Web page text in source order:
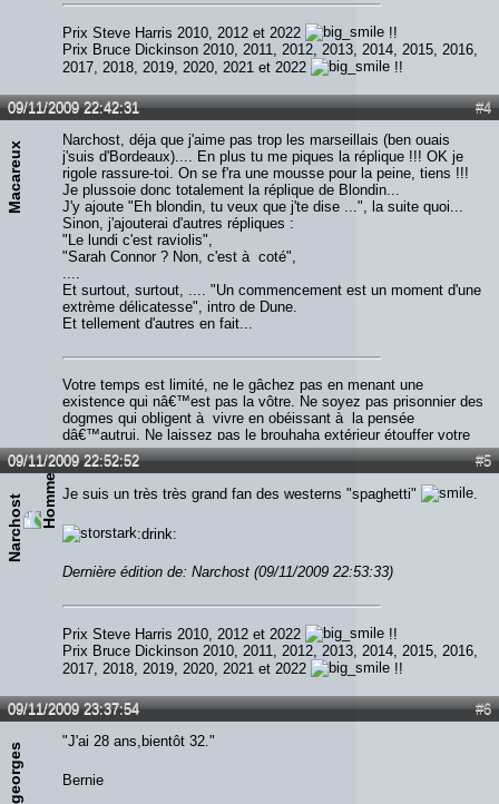
Prix Steve Harris 2010, 2012 et 2022
!!
Prix Bruce Dickinson 2010, 2011, 2012, 2013, 2014, 2015, 2016,
2017, 2018, 2019, 2020, 2021 et 2022
!!
#4
09/11/2009 22:42:31
Macareux
Narchost, déja que j'aime pas trop les marseillais (ben ouais
j'suis d'Bordeaux).... En plus tu me piques la réplique !!! OK je
rigole rassure-toi. On se f'ra une mousse pour la peine, tiens !!!
Je plussoie donc totalement la réplique de Blondin...
J'y ajoute "Eh blondin, tu veux que j'te dise ...", la suite quoi...
Sinon, j'ajouterai d'autres répliques :
"Le lundi c'est raviolis",
"Sarah Connor ? Non, c'est à coté",
....
Et surtout, surtout, .... "Un commencement est un moment d'une
extrème délicatesse", intro de Dune.
Et tellement d'autres en fait...
Votre temps est limité, ne le gâchez pas en menant une
existence qui nâ€™est pas la vôtre. Ne soyez pas prisonnier des
dogmes qui obligent à vivre en obéissant à la pensée
dâ€™autrui. Ne laissez pas le brouhaha extérieur étouffer votre
voix intérieure. Ayez le courage de suivre votre cÅ“ur et votre
intuition. Lâ€™un et lâ€™autre savent ce que vous voulez
réellement devenir. Le reste est secondaire.
#5
09/11/2009 22:52:52
Narchost Je suis un très très grand fan des westerns "spaghetti"
:drink:
Dernière édition de: Narchost (09/11/2009 22:53:33)
Prix Steve Harris 2010, 2012 et 2022
!!
Prix Bruce Dickinson 2010, 2011, 2012, 2013, 2014, 2015, 2016,
2017, 2018, 2019, 2020, 2021 et 2022
!!
#6
09/11/2009 23:37:54
"J'ai 28 ans,bientôt 32."
Bernie